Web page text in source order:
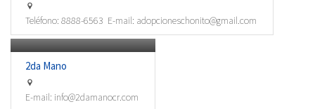
Teléfono: 8888-6563 E-mail: adopcioneschonito@gmail.com
Economía para el desarrollo
2da Mano
E-mail: info@2damanocr.com